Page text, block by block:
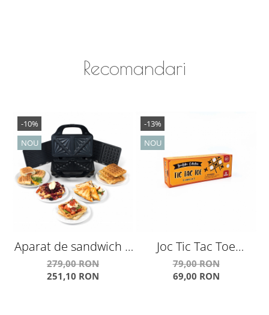
Recomandari
-10%
NOU
Aparat de sandwich 3
in 1 cu placi
interschimbabile,
279,00 RON
251,10 RON
-13%
NOU
Joc Tic Tac Toe
Colectia Retro (X si 0)
79,00 RON
69,00 RON